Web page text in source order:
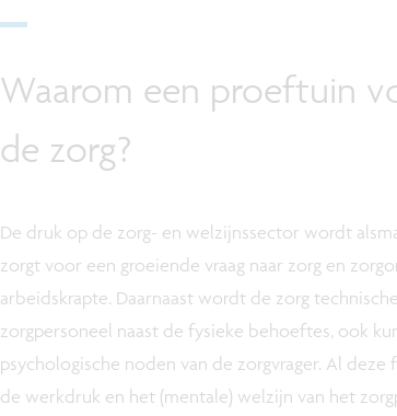
Waarom een proeftuin
de zorg?
De druk op de zorg- en welzijnssector wordt
zorgt voor een groeiende vraag naar zorg en
arbeidskrapte. Daarnaast wordt de zorg
zorgpersoneel naast de fysieke behoeftes, ook
psychologische noden van de zorgvrager. Al
de werkdruk en het (mentale) welzijn van het